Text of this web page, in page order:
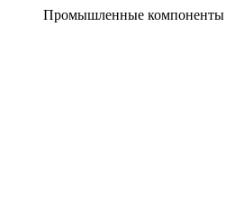
Промышленные компоненты